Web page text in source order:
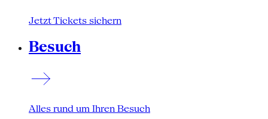
Jetzt Tickets sichern
Besuch
Alles rund um Ihren Besuch